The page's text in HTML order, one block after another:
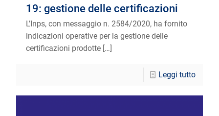
19: gestione delle certificazioni
L’Inps, con messaggio n. 2584/2020, ha fornito
indicazioni operative per la gestione delle
certificazioni prodotte […]
Leggi tutto